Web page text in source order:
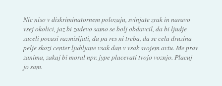
Nic niso v diskriminatornem polozaju, svinjate zrak in naravo
vsej okolici, jaz bi zadevo samo se bolj obdavcil, da bi ljudje
zaceli pocasi razmisljati, da pa res ni treba, da se cela druzina
pelje skozi center ljubljane vsak dan v vsak svojem avtu. Me prav
zanima, zakaj bi moral npr. jype placevati tvojo voznjo. Placuj
jo sam.